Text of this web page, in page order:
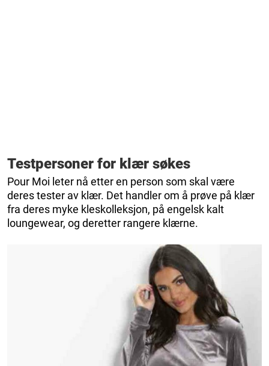
Testpersoner for klær søkes
Pour Moi leter nå etter en person som skal være
deres tester av klær. Det handler om å prøve på klær
fra deres myke kleskolleksjon, på engelsk kalt
loungewear, og deretter rangere klærne.